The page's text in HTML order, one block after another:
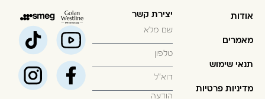
אודות
מאמרים
תנאי שימוש
מדיניות פרטיות
יצירת קשר